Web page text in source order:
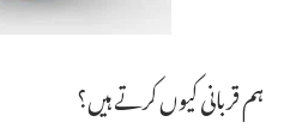
ہم قربانی کیوں کرتے ہیں؟